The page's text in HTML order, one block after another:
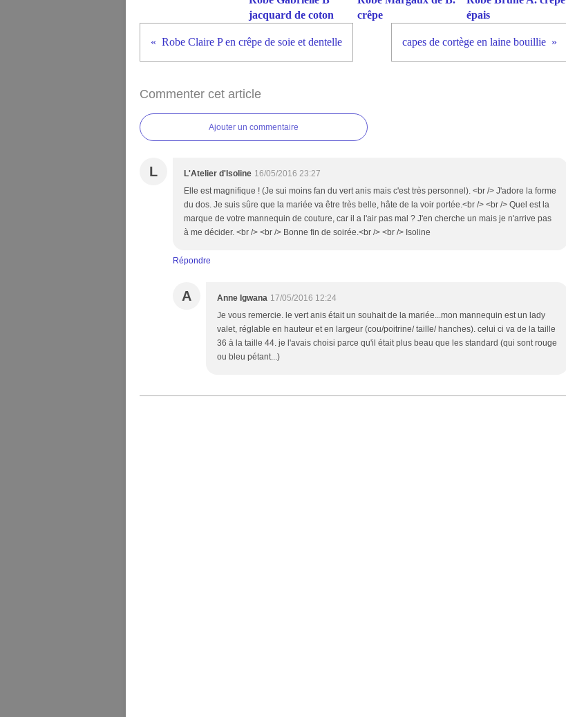
jacquard de coton
crêpe
épais
Robe Claire P en crêpe de soie et dentelle capes de cortège en laine bouillie
Commenter cet article
Ajouter un commentaire
L L'Atelier d'Isoline 16/05/2016 23:27
Elle est magnifique ! (Je sui moins fan du vert anis mais c'est très personnel). <br /> J'adore la forme
du dos. Je suis sûre que la mariée va être très belle, hâte de la voir portée.<br /> <br /> Quel est la
marque de votre mannequin de couture, car il a l'air pas mal ? J'en cherche un mais je n'arrive pas
à me décider. <br /> <br /> Bonne fin de soirée.<br /> <br /> Isoline
Répondre
A Anne Igwana 17/05/2016 12:24
Je vous remercie. le vert anis était un souhait de la mariée...mon mannequin est un lady
valet, réglable en hauteur et en largeur (cou/poitrine/ taille/ hanches). celui ci va de la taille
36 à la taille 44. je l'avais choisi parce qu'il était plus beau que les standard (qui sont rouge
ou bleu pétant...)